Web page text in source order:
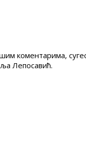
коментарима,
Лепосавић.